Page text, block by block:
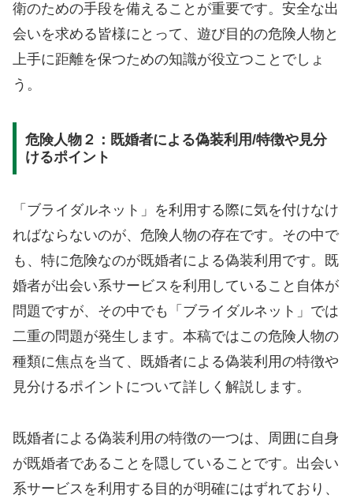
衛のための手段を備えることが重要です。安全な出
会いを求める皆様にとって、遊び目的の危険人物と
上手に距離を保つための知識が役立つことでしょ
う。
危険人物２：既婚者による偽装利用/特徴や見分
けるポイント
「ブライダルネット」を利用する際に気を付けなけ
ればならないのが、危険人物の存在です。その中で
も、特に危険なのが既婚者による偽装利用です。既
婚者が出会い系サービスを利用していること自体が
問題ですが、その中でも「ブライダルネット」では
二重の問題が発生します。本稿ではこの危険人物の
種類に焦点を当て、既婚者による偽装利用の特徴や
見分けるポイントについて詳しく解説します。
既婚者による偽装利用の特徴の一つは、周囲に自身
が既婚者であることを隠していることです。出会い
系サービスを利用する目的が明確にはずれており、